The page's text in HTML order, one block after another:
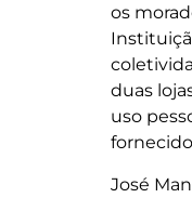
os
duas
uso
José